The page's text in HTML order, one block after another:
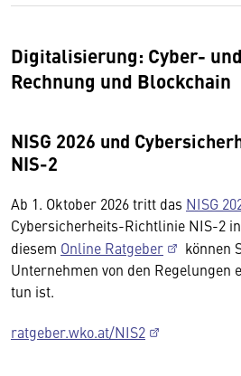
Digitalisierung: Cyber-
Rechnung und Blockchain
NISG 2026 und
NIS-2
Ab 1. Oktober 2026 tritt das NISG
Cybersicherheits-Richtlinie NIS-2
diesem Online Ratgeber
können
Unternehmen von den Regelungen
tun ist.
ratgeber.wko.at/NIS2